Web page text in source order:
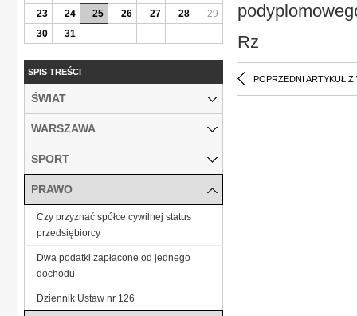
Rz
POPRZEDNI ARTYKUŁ Z
23
24 25 26 27 28
29
30
31
SPIS TREŚCI
ŚWIAT
WARSZAWA
SPORT
PRAWO
Czy przyznać spółce cywilnej status
przedsiębiorcy
Dwa podatki zapłacone od jednego
dochodu
Dziennik Ustaw nr 126